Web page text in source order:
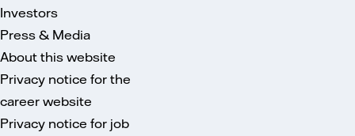
Investors
Press & Media
About this website
Privacy notice for the
career website
Privacy notice for job